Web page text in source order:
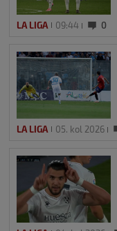
LA LIGA 09:44 0
LA LIGA 05. kol 2026